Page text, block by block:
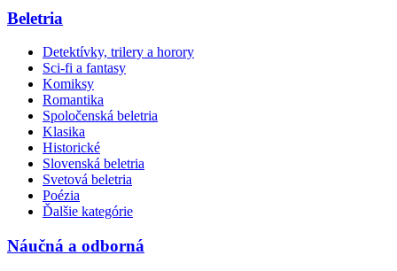
Beletria
Detektívky, trilery a horory
Sci-fi a fantasy
Komiksy
Romantika
Spoločenská beletria
Klasika
Historické
Slovenská beletria
Svetová beletria
Poézia
Ďalšie kategórie
Náučná a odborná